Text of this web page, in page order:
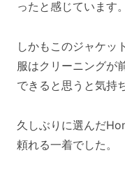
ったと感じています。
しかもこのジャケッ
服はクリーニングが
できると思うと気持
久しぶりに選んだ
頼れる一着でした。